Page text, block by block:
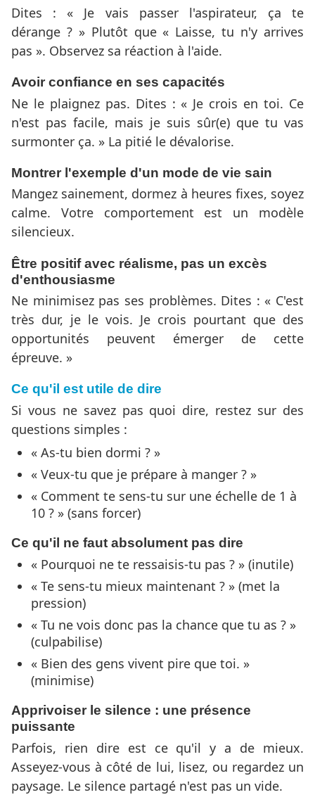
Dites : « Je vais passer l'aspirateur, ça te
dérange ? » Plutôt que « Laisse, tu n'y arrives
pas ». Observez sa réaction à l'aide.
Avoir confiance en ses capacités
Ne le plaignez pas. Dites : « Je crois en toi. Ce
n'est pas facile, mais je suis sûr(e) que tu vas
surmonter ça. » La pitié le dévalorise.
Montrer l'exemple d'un mode de vie sain
Mangez sainement, dormez à heures fixes, soyez
calme. Votre comportement est un modèle
silencieux.
Être positif avec réalisme, pas un excès
d'enthousiasme
Ne minimisez pas ses problèmes. Dites : « C'est
très dur, je le vois. Je crois pourtant que des
opportunités peuvent émerger de cette
épreuve. »
Ce qu'il est utile de dire
Si vous ne savez pas quoi dire, restez sur des
questions simples :
« As-tu bien dormi ? »
« Veux-tu que je prépare à manger ? »
« Comment te sens-tu sur une échelle de 1 à
10 ? » (sans forcer)
Ce qu'il ne faut absolument pas dire
« Pourquoi ne te ressaisis-tu pas ? » (inutile)
« Te sens-tu mieux maintenant ? » (met la
pression)
« Tu ne vois donc pas la chance que tu as ? »
(culpabilise)
« Bien des gens vivent pire que toi. »
(minimise)
Apprivoiser le silence : une présence
puissante
Parfois, rien dire est ce qu'il y a de mieux.
Asseyez-vous à côté de lui, lisez, ou regardez un
paysage. Le silence partagé n'est pas un vide.